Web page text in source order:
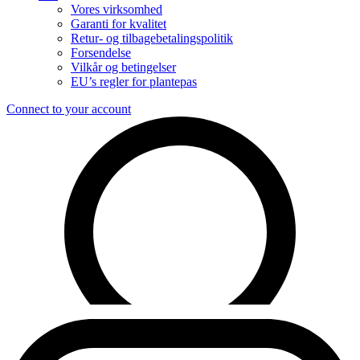
Vores virksomhed
Garanti for kvalitet
Retur- og tilbagebetalingspolitik
Forsendelse
Vilkår og betingelser
EU’s regler for plantepas
Connect to your account